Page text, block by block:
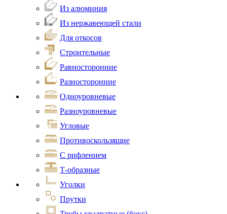
Из алюминия
Из нержавеющей стали
Для откосов
Строительные
Равносторонние
Разносторонние
Одноуровневые
Разноуровневые
Угловые
Противоскользящие
С рифлением
Т-образные
Уголки
Прутки